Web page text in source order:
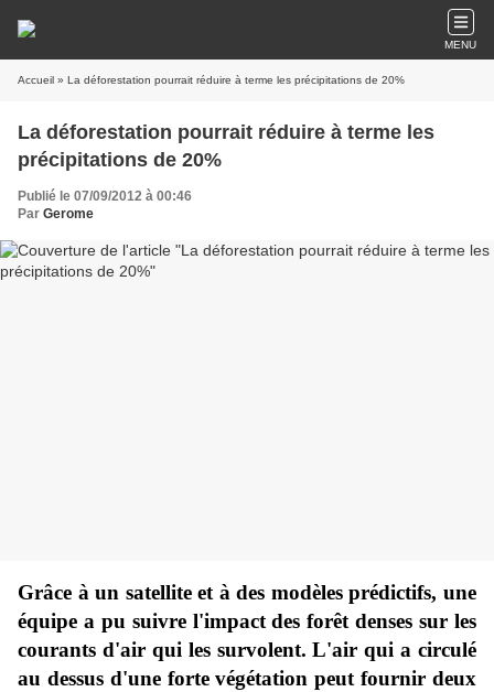
MENU
Accueil » La déforestation pourrait réduire à terme les précipitations de 20%
La déforestation pourrait réduire à terme les
précipitations de 20%
Publié le 07/09/2012 à 00:46
Par Gerome
Grâce à un satellite et à des modèles prédictifs, une
équipe a pu suivre l'impact des forêt denses sur les
courants d'air qui les survolent. L'air qui a circulé
au dessus d'une forte végétation peut fournir deux